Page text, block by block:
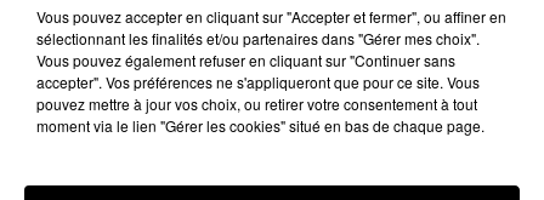
30 mai 2024 - 2 min 22 sec
LES INFOS DE L'ARIEGE DU 30/05/2024 À
09H59
Podcasts infos de l'Ariège
Vous pouvez accepter en cliquant sur "Accepter et fermer", ou affiner en
sélectionnant les finalités et/ou partenaires dans "Gérer mes choix".
Vous pouvez également refuser en cliquant sur "Continuer sans
accepter". Vos préférences ne s'appliqueront que pour ce site. Vous
pouvez mettre à jour vos choix, ou retirer votre consentement à tout
moment via le lien "Gérer les cookies" situé en bas de chaque page.